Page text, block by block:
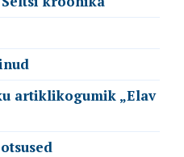
artiklikogumik „Elav